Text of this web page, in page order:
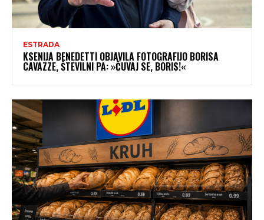
ESTRADA
KSENIJA BENEDETTI OBJAVILA FOTOGRAFIJO BORISA
CAVAZZE, ŠTEVILNI PA: »ČUVAJ SE, BORIS!«